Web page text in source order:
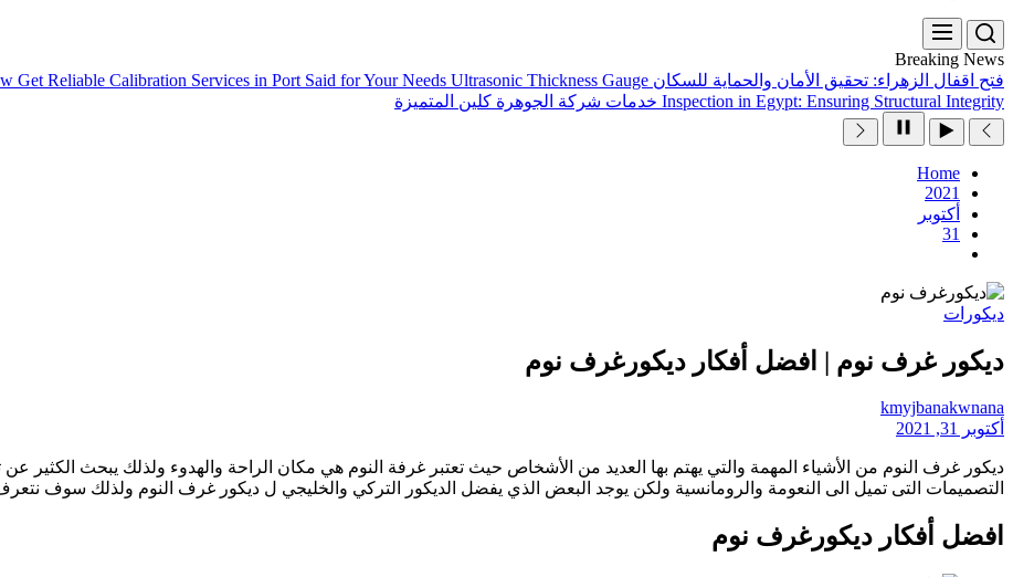
Breaking News
فتح اقفال الزهراء: تحقيق الأمان والحماية للسكان
Get Reliable Calibration Services in Port Said for Your Needs Ultrasonic Thickness Gauge
Inspection in Egypt: Ensuring Structural Integrity خدمات شركة الجوهرة كلين المتميزة
Home
2021
أكتوبر
31
ديكورات
ديكور غرف نوم | افضل أفكار ديكورغرف نوم
kmyjbanakwnana
أكتوبر 31, 2021
ديكور غرف النوم من الأشياء المهمة والتي يهتم بها العديد من الأشخاص حيث تعتبر غرفة النوم هي مكان الراحة والهدوء ولذلك يبحث
التصميمات التى تميل الى النعومة والرومانسية ولكن يوجد البعض الذي يفضل الديكور التركي والخليجي ل ديكور غرف النوم ولذلك سوف
افضل أفكار ديكورغرف نوم